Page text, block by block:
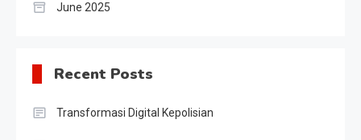
June 2025
Recent Posts
Transformasi Digital Kepolisian